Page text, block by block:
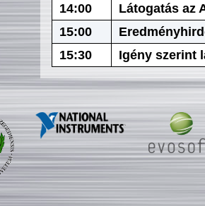
14:00
Látogatás az
15:00
15:30
Igény szerint